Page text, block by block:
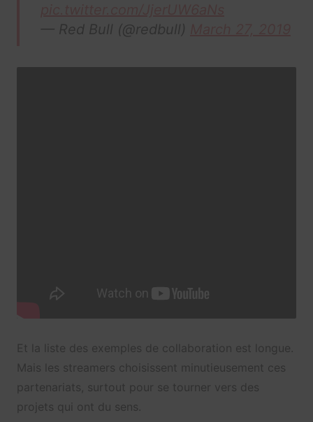
— Red Bull (@redbull)
Et la liste des exemples de collaboration est longue.
Mais les streamers choisissent minutieusement ces
partenariats, surtout pour se tourner vers des
projets qui ont du sens.